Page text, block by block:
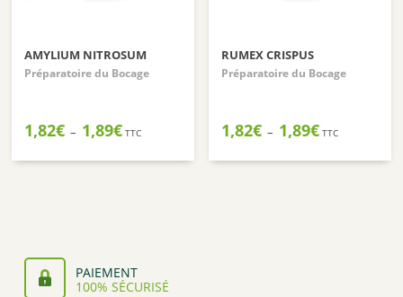
AMYLIUM NITROSUM
Préparatoire du Bocage
1,82€ – 1,89€Plage
prix :
TTC
RUMEX CRISPUS
Préparatoire du Bocage
1,82€ – 1,89€Plage
prix :
TTC
PAIEMENT
100% SÉCURISÉ